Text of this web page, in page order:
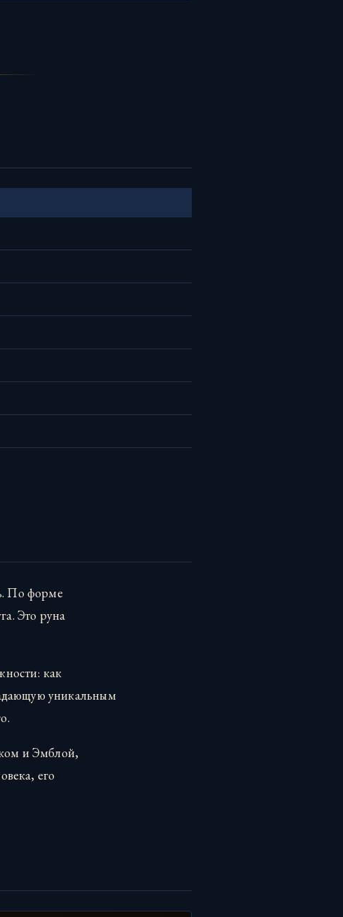
По форме
Это руна
как
уникальным
и Эмблой,
его